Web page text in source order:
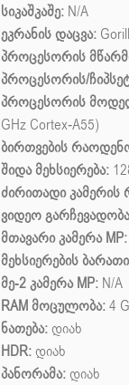
სიკაშკაშე: N/A
ეკრანის დაცვა:
პროცესორის
პროცესორის/
პროცესორის
GHz Cortex-A55)
ბირთვების
შიდა მეხსიერება:
ძირითადი კამერის
ვიდეო
მთავარი კამერა MP:
მეხსიერების
მე-2 კამერა MP: N/A
RAM მოცულობა:4
ნათება: დიახ
HDR: დიახ
პანორამა: დიახ